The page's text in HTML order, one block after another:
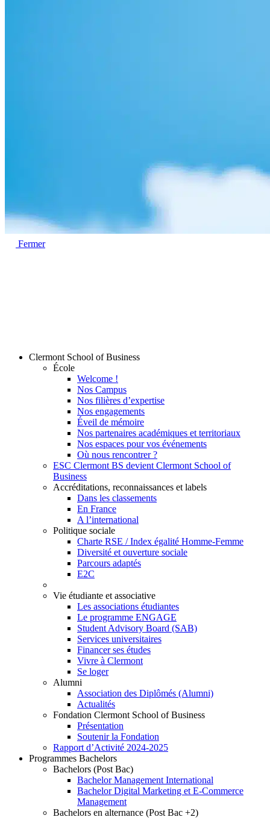
Fermer
Clermont School of Business
École
Welcome !
Nos Campus
Nos filières d’expertise
Nos engagements
Éveil de mémoire
Nos partenaires académiques et territoriaux
Nos espaces pour vos événements
Où nous rencontrer ?
ESC Clermont BS devient Clermont School of
Business
Accréditations, reconnaissances et labels
Dans les classements
En France
A l’international
Politique sociale
Charte RSE / Index égalité Homme-Femme
Diversité et ouverture sociale
Parcours adaptés
E2C
Vie étudiante et associative
Les associations étudiantes
Le programme ENGAGE
Student Advisory Board (SAB)
Services universitaires
Financer ses études
Vivre à Clermont
Se loger
Alumni
Association des Diplômés (Alumni)
Actualités
Fondation Clermont School of Business
Présentation
Soutenir la Fondation
Rapport d’Activité 2024-2025
Programmes Bachelors
Bachelors (Post Bac)
Bachelor Management International
Bachelor Digital Marketing et E-Commerce
Management
Bachelors en alternance (Post Bac +2)